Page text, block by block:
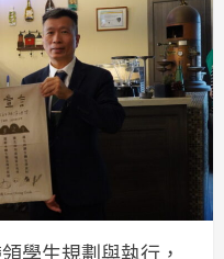
學生規劃與執行，